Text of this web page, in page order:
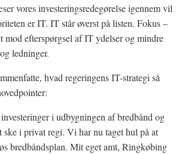
vores investeringsredegørelse igennem vil
er IT. IT står øverst på listen. Fokus –
mod efterspørgsel af IT ydelser og mindre
ledninger.
hvad regeringens IT-strategi så
i udbygningen af bredbånd og
i privat regi. Vi har nu taget hul på at
bredbåndsplan. Mit eget amt, Ringkøbing